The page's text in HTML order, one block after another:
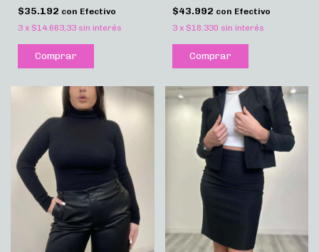
$35.192 con Efectivo
3 x $14.663,33 sin interés
Comprar
$43.992 con Efectivo
3 x $18.330 sin interés
Comprar